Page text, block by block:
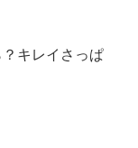
キレイさっぱ